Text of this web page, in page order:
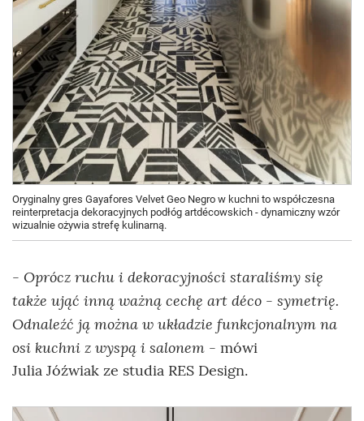
Oryginalny gres Gayafores Velvet Geo Negro w kuchni to współczesna
reinterpretacja dekoracyjnych podłóg artdécowskich - dynamiczny wzór
wizualnie ożywia strefę kulinarną.
- Oprócz ruchu i dekoracyjności staraliśmy się
także ująć inną ważną cechę art déco - symetrię.
Odnaleźć ją można w układzie funkcjonalnym na
osi kuchni z wyspą i salonem - mówi
Julia Jóźwiak ze studia RES Design.